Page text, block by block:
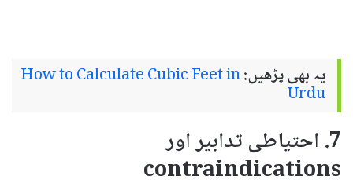
یہ بھی پڑھیں:How to Calculate Cubic Feet in
Urdu
7. احتیاطی تدابیر اور
contraindications